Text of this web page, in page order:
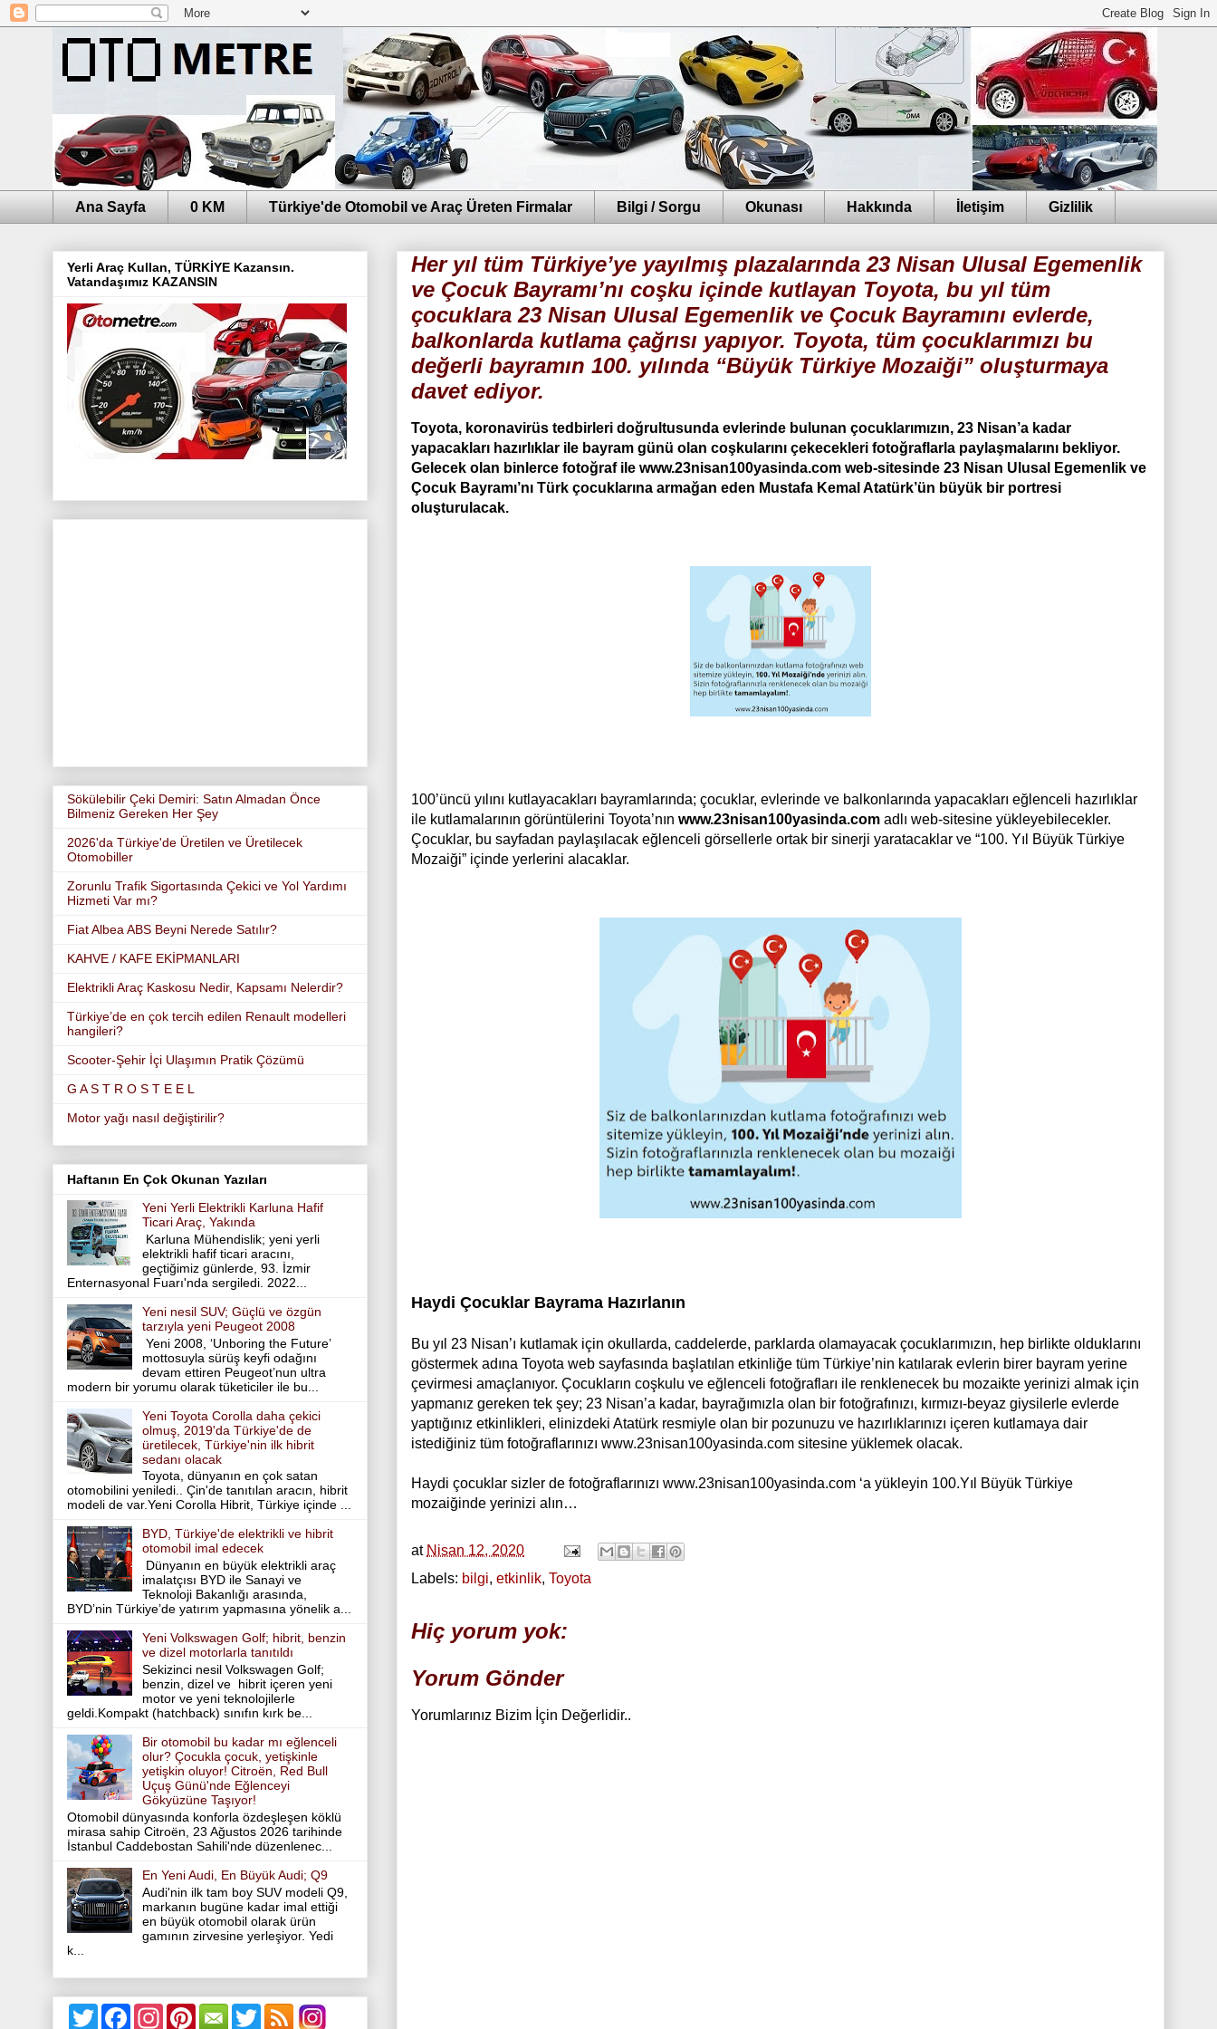
Ana Sayfa 0 KM Türkiye'de Otomobil ve Araç Üreten Firmalar Bilgi / Sorgu Okunası Hakkında İletişim Gizlilik
Her yıl tüm Türkiye’ye yayılmış plazalarında 23 Nisan Ulusal Egemenlik
ve Çocuk Bayramı’nı coşku içinde kutlayan Toyota, bu yıl tüm
çocuklara 23 Nisan Ulusal Egemenlik ve Çocuk Bayramını evlerde,
balkonlarda kutlama çağrısı yapıyor. Toyota, tüm çocuklarımızı bu
değerli bayramın 100. yılında “Büyük Türkiye Mozaiği” oluşturmaya
davet ediyor.
Toyota, koronavirüs tedbirleri doğrultusunda evlerinde bulunan çocuklarımızın, 23 Nisan’a kadar
yapacakları hazırlıklar ile bayram günü olan coşkularını çekecekleri fotoğraflarla paylaşmalarını bekliyor.
Gelecek olan binlerce fotoğraf ile www.23nisan100yasinda.com web-sitesinde 23 Nisan Ulusal Egemenlik ve
Çocuk Bayramı’nı Türk çocuklarına armağan eden Mustafa Kemal Atatürk’ün büyük bir portresi
oluşturulacak.
100’üncü yılını kutlayacakları bayramlarında; çocuklar, evlerinde ve balkonlarında yapacakları eğlenceli hazırlıklar
ile kutlamalarının görüntülerini Toyota’nın www.23nisan100yasinda.com adlı web-sitesine yükleyebilecekler.
Çocuklar, bu sayfadan paylaşılacak eğlenceli görsellerle ortak bir sinerji yaratacaklar ve “100. Yıl Büyük Türkiye
Mozaiği” içinde yerlerini alacaklar.
Haydi Çocuklar Bayrama Hazırlanın
Bu yıl 23 Nisan’ı kutlamak için okullarda, caddelerde, parklarda olamayacak çocuklarımızın, hep birlikte olduklarını
göstermek adına Toyota web sayfasında başlatılan etkinliğe tüm Türkiye’nin katılarak evlerin birer bayram yerine
çevirmesi amaçlanıyor. Çocukların coşkulu ve eğlenceli fotoğrafları ile renklenecek bu mozaikte yerinizi almak için
yapmanız gereken tek şey; 23 Nisan’a kadar, bayrağımızla olan bir fotoğrafınızı, kırmızı-beyaz giysilerle evlerde
yaptığınız etkinlikleri, elinizdeki Atatürk resmiyle olan bir pozunuzu ve hazırlıklarınızı içeren kutlamaya dair
istediğiniz tüm fotoğraflarınızı www.23nisan100yasinda.com sitesine yüklemek olacak.
Haydi çocuklar sizler de fotoğraflarınızı www.23nisan100yasinda.com ‘a yükleyin 100.Yıl Büyük Türkiye
mozaiğinde yerinizi alın…
at Nisan 12, 2020
Labels: bilgi, etkinlik, Toyota
Hiç yorum yok:
Yorum Gönder
Yorumlarınız Bizim İçin Değerlidir..
Yerli Araç Kullan, TÜRKİYE Kazansın.
Vatandaşımız KAZANSIN
Sökülebilir Çeki Demiri: Satın Almadan Önce
Bilmeniz Gereken Her Şey
2026'da Türkiye'de Üretilen ve Üretilecek
Otomobiller
Zorunlu Trafik Sigortasında Çekici ve Yol Yardımı
Hizmeti Var mı?
Fiat Albea ABS Beyni Nerede Satılır?
KAHVE / KAFE EKİPMANLARI
Elektrikli Araç Kaskosu Nedir, Kapsamı Nelerdir?
Türkiye’de en çok tercih edilen Renault modelleri
hangileri?
Scooter-Şehir İçi Ulaşımın Pratik Çözümü
G A S T R O S T E E L
Motor yağı nasıl değiştirilir?
Haftanın En Çok Okunan Yazıları
Yeni Yerli Elektrikli Karluna Hafif
Ticari Araç, Yakında
Karluna Mühendislik; yeni yerli
elektrikli hafif ticari aracını,
geçtiğimiz günlerde, 93. İzmir
Enternasyonal Fuarı'nda sergiledi. 2022...
Yeni nesil SUV; Güçlü ve özgün
tarzıyla yeni Peugeot 2008
Yeni 2008, ‘Unboring the Future’
mottosuyla sürüş keyfi odağını
devam ettiren Peugeot’nun ultra
modern bir yorumu olarak tüketiciler ile bu...
Yeni Toyota Corolla daha çekici
olmuş, 2019'da Türkiye'de de
üretilecek, Türkiye'nin ilk hibrit
sedanı olacak
Toyota, dünyanın en çok satan
otomobilini yeniledi.. Çin'de tanıtılan aracın, hibrit
modeli de var.Yeni Corolla Hibrit, Türkiye içinde ...
BYD, Türkiye'de elektrikli ve hibrit
otomobil imal edecek
Dünyanın en büyük elektrikli araç
imalatçısı BYD ile Sanayi ve
Teknoloji Bakanlığı arasında,
BYD’nin Türkiye’de yatırım yapmasına yönelik a...
Yeni Volkswagen Golf; hibrit, benzin
ve dizel motorlarla tanıtıldı
Sekizinci nesil Volkswagen Golf;
benzin, dizel ve hibrit içeren yeni
motor ve yeni teknolojilerle
geldi.Kompakt (hatchback) sınıfın kırk be...
Bir otomobil bu kadar mı eğlenceli
olur? Çocukla çocuk, yetişkinle
yetişkin oluyor! Citroën, Red Bull
Uçuş Günü'nde Eğlenceyi
Gökyüzüne Taşıyor!
Otomobil dünyasında konforla özdeşleşen köklü
mirasa sahip Citroën, 23 Ağustos 2026 tarihinde
İstanbul Caddebostan Sahili'nde düzenlenec...
En Yeni Audi, En Büyük Audi; Q9
Audi'nin ilk tam boy SUV modeli Q9,
markanın bugüne kadar imal ettiği
en büyük otomobil olarak ürün
gamının zirvesine yerleşiyor. Yedi
k...
T
w
F
P
T